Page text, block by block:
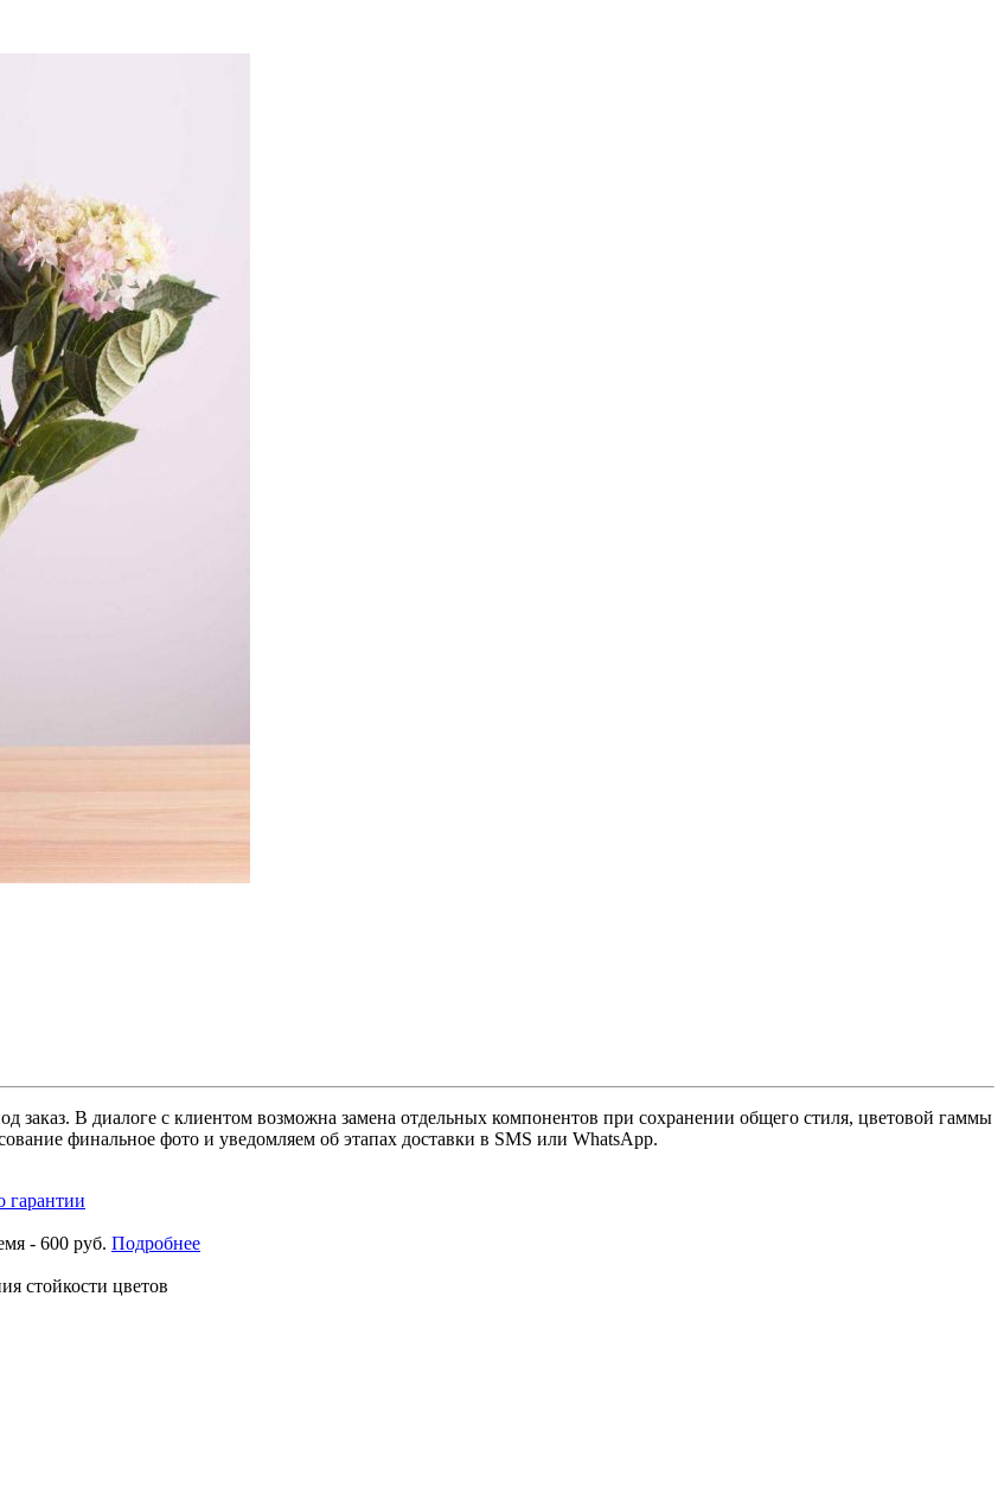
заказ. В диалоге с клиентом возможна замена отдельных компонентов при сохранении общего стиля, цветовой гаммы
финальное фото и уведомляем об этапах доставки в SMS или WhatsApp.
гарантии
- 600 руб. Подробнее
стойкости цветов